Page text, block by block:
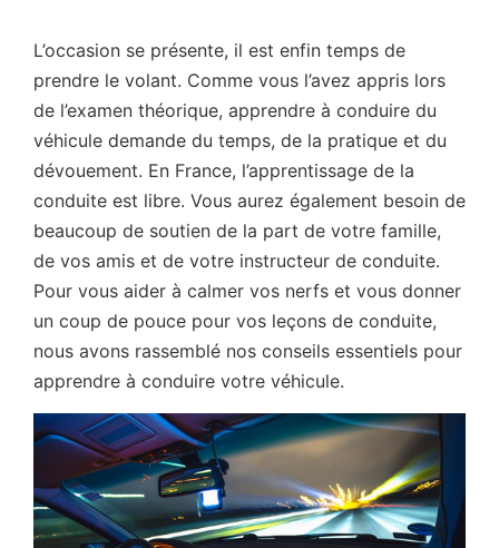
L’occasion se présente, il est enfin temps de
prendre le volant. Comme vous l’avez appris lors
de l’examen théorique, apprendre à conduire du
véhicule demande du temps, de la pratique et du
dévouement. En France, l’apprentissage de la
conduite est libre. Vous aurez également besoin de
beaucoup de soutien de la part de votre famille,
de vos amis et de votre instructeur de conduite.
Pour vous aider à calmer vos nerfs et vous donner
un coup de pouce pour vos leçons de conduite,
nous avons rassemblé nos conseils essentiels pour
apprendre à conduire votre véhicule.